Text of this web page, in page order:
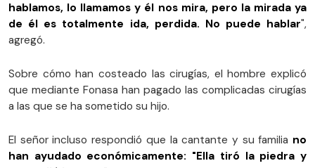
hablamos, lo llamamos y él nos mira, pero la mirada ya
de él es totalmente ida, perdida. No puede hablar",
agregó.
Sobre cómo han costeado las cirugías, el hombre explicó
que mediante Fonasa han pagado las complicadas cirugías
a las que se ha sometido su hijo.
El señor incluso respondió que la cantante y su familia no
han ayudado económicamente: "Ella tiró la piedra y